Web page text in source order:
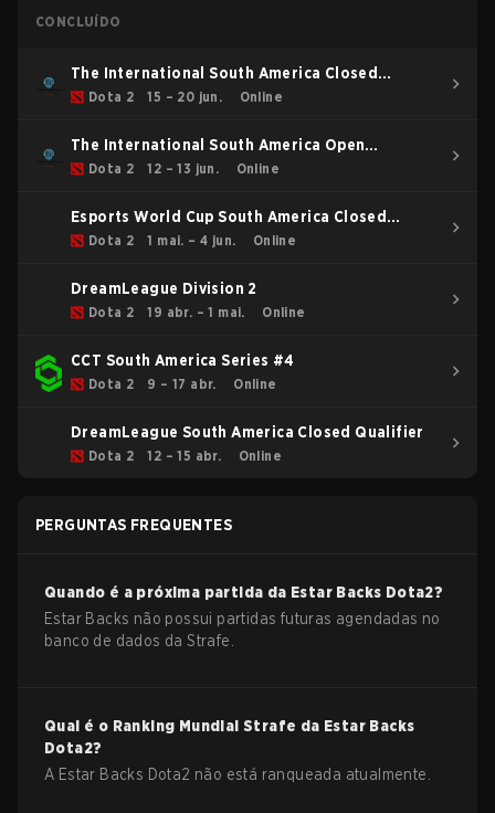
CONCLUÍDO
The International South America Closed
Qualifier
Dota 2 15 – 20 jun. Online
The International South America Open
Qualifier 2
Dota 2 12 – 13 jun. Online
Esports World Cup South America Closed
Qualifier
Dota 2 1 mai. – 4 jun. Online
DreamLeague Division 2
Dota 2 19 abr. – 1 mai. Online
CCT South America Series #4
Dota 2 9 – 17 abr. Online
DreamLeague South America Closed Qualifier
Dota 2 12 – 15 abr. Online
PERGUNTAS FREQUENTES
Quando é a próxima partida da Estar Backs Dota2?
Estar Backs não possui partidas futuras agendadas no
banco de dados da Strafe.
Qual é o Ranking Mundial Strafe da Estar Backs
Dota2?
A Estar Backs Dota2 não está ranqueada atualmente.